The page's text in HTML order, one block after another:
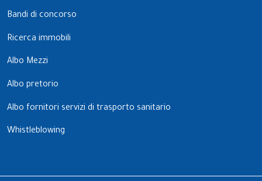
Bandi di concorso
Ricerca immobili
Albo Mezzi
Albo pretorio
Albo fornitori servizi di trasporto sanitario
Whistleblowing